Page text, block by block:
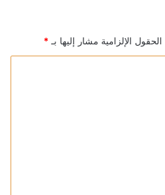
الحقول الإلزامية مشار إليها بـ *